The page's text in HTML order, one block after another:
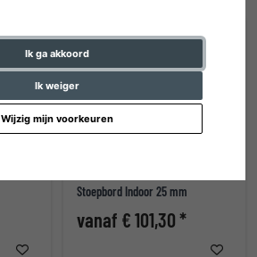
Ik ga akkoord
Ik weiger
Wijzig mijn voorkeuren
Stoepbord Indoor 25 mm
vanaf € 101,30 *